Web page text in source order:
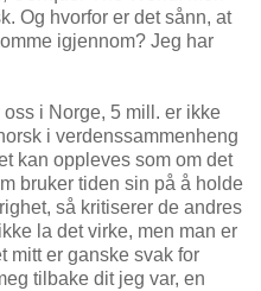
Og hvorfor er det sånn, at
igjennom? Jeg har
i Norge, 5 mill. er ikke
i verdenssammenheng
kan oppleves som om det
bruker tiden sin på å holde
så kritiserer de andres
la det virke, men man er
mitt er ganske svak for
tilbake dit jeg var, en